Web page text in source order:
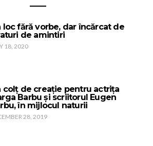
loc fără vorbe, dar încărcat de
de amintiri
18, 2020
colț de creație pentru actrița
Barbu și scriitorul Eugen
în mijlocul naturii
28, 2019